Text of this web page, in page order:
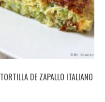
TORTILLA DE ZAPALLO ITALIANO